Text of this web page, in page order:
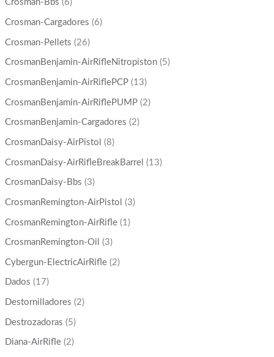
Crosman-Bbs (6)
Crosman-Cargadores (6)
Crosman-Pellets (26)
CrosmanBenjamin-AirRifleNitropiston (5)
CrosmanBenjamin-AirRiflePCP (13)
CrosmanBenjamin-AirRiflePUMP (2)
CrosmanBenjamin-Cargadores (2)
CrosmanDaisy-AirPistol (8)
CrosmanDaisy-AirRifleBreakBarrel (13)
CrosmanDaisy-Bbs (3)
CrosmanRemington-AirPistol (3)
CrosmanRemington-AirRifle (1)
CrosmanRemington-Oil (3)
Cybergun-ElectricAirRifle (2)
Dados (17)
Destornilladores (2)
Destrozadoras (5)
Diana-AirRifle (2)